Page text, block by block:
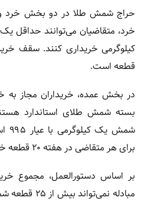
حراج شمش طلا در دو بخش خرد
خرد، متقاضیان می‌توانند
کیلوگرمی خریداری کنند. سقف
قطعه است.
در بخش عمده، خریداران مجاز
بسته شمش طلای استاندارد
برای هر متقاضی در هفته ۲۰ قطعه خواهد بود.
بر اساس دستورالعمل، مجموع